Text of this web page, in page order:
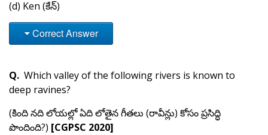
(d) Ken (కేన్)
Correct Answer
Q. Which valley of the following rivers is known to
deep ravines?
(కింది నది లోయల్లో ఏది లోతైన గీతలు (రావీన్లు) కోసం ప్రసిద్ధి
పొందింది?) [CGPSC 2020]